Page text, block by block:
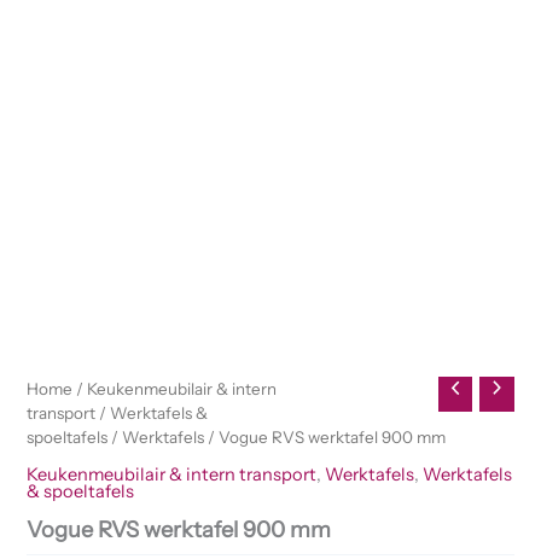
Home / Keukenmeubilair & intern
transport / Werktafels &
spoeltafels / Werktafels / Vogue RVS werktafel 900 mm
Keukenmeubilair & intern transport, Werktafels, Werktafels
& spoeltafels
Vogue RVS werktafel 900 mm